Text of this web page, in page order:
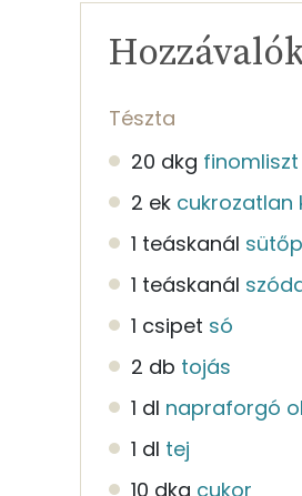
Tészta
20 dkg finomliszt
2 ek cukrozatlan
1 teáskanál
1 teáskanál
1 csipet só
2 db tojás
1 dl napraforgó
1 dl tej
10 dkg cukor